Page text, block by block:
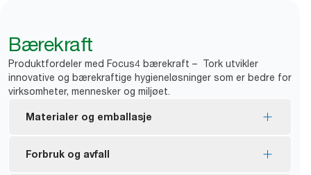
Bærekraft
Produktfordeler med Focus4 bærekraft – Tork utvikler
innovative og bærekraftige hygieneløsninger som er bedre for
virksomheter, mennesker og miljøet.
Materialer og emballasje
EU Ecolabel-sertifiserte refiller – lav miljøpåvirkning
Forbruk og avfall